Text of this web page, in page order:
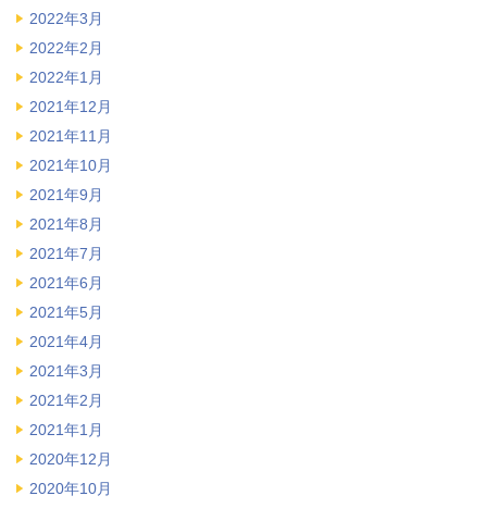
2022年3月
2022年2月
2022年1月
2021年12月
2021年11月
2021年10月
2021年9月
2021年8月
2021年7月
2021年6月
2021年5月
2021年4月
2021年3月
2021年2月
2021年1月
2020年12月
2020年10月